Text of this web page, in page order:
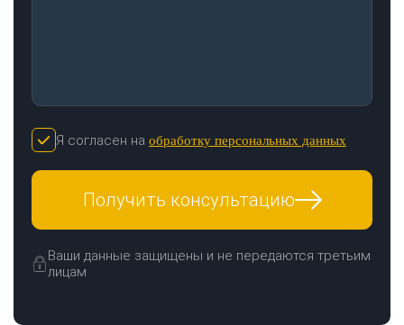
Я согласен на обработку персональных данных
Получить консультацию
Ваши данные защищены и не передаются третьим
лицам